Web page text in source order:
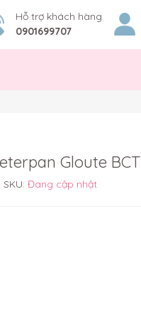
Hỗ trợ khách hàng
0901699707
Gloute
SKU: Đang cập nhật